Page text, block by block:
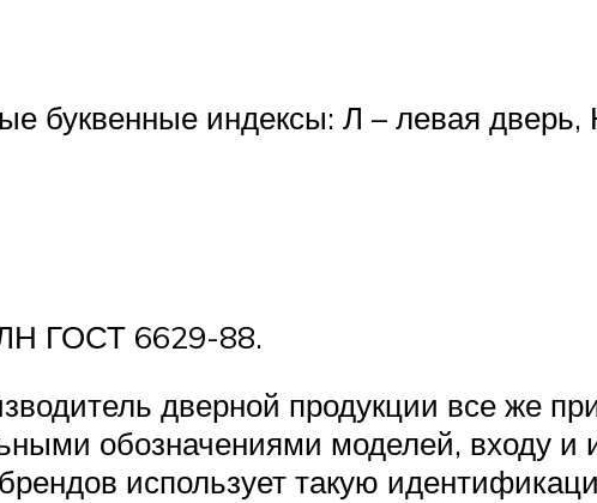
буквенные индексы: Л – левая
ГОСТ 6629-88.
дверной продукции все же
обозначениями моделей, входу
использует такую